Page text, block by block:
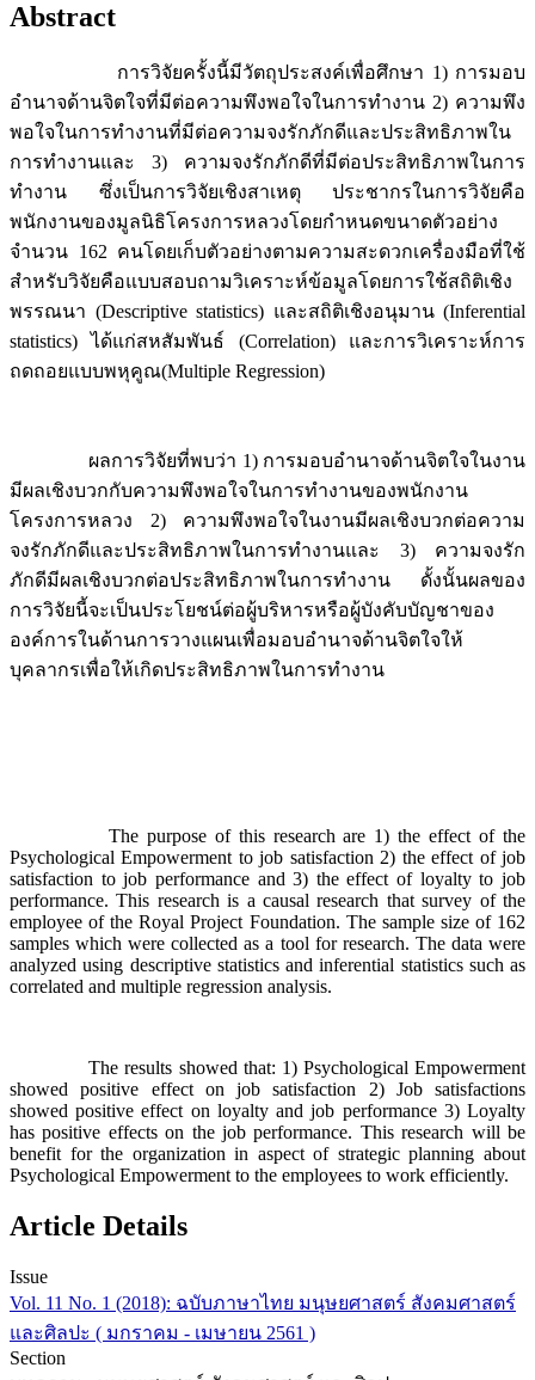
Abstract
การวิจัยครั้งนี้มีวัตถุประสงค์เพื่อศึกษา 1) การมอบ
อำนาจด้านจิตใจที่มีต่อความพึงพอใจในการทำงาน 2) ความพึง
พอใจในการทำงานที่มีต่อความจงรักภักดีและประสิทธิภาพใน
การทำงานและ 3) ความจงรักภักดีที่มีต่อประสิทธิภาพในการ
ทำงาน ซึ่งเป็นการวิจัยเชิงสาเหตุ ประชากรในการวิจัยคือ
พนักงานของมูลนิธิโครงการหลวงโดยกำหนดขนาดตัวอย่าง
จำนวน 162 คนโดยเก็บตัวอย่างตามความสะดวกเครื่องมือที่ใช้
สำหรับวิจัยคือแบบสอบถามวิเคราะห์ข้อมูลโดยการใช้สถิติเชิง
พรรณนา (Descriptive statistics) และสถิติเชิงอนุมาน (Inferential
statistics) ได้แก่สหสัมพันธ์ (Correlation) และการวิเคราะห์การ
ถดถอยแบบพหุคูณ(Multiple Regression)
ผลการวิจัยที่พบว่า 1) การมอบอำนาจด้านจิตใจในงาน
มีผลเชิงบวกกับความพึงพอใจในการทำงานของพนักงาน
โครงการหลวง 2) ความพึงพอใจในงานมีผลเชิงบวกต่อความ
จงรักภักดีและประสิทธิภาพในการทำงานและ 3) ความจงรัก
ภักดีมีผลเชิงบวกต่อประสิทธิภาพในการทำงาน ดั้งนั้นผลของ
การวิจัยนี้จะเป็นประโยชน์ต่อผู้บริหารหรือผู้บังคับบัญชาของ
องค์การในด้านการวางแผนเพื่อมอบอำนาจด้านจิตใจให้
บุคลากรเพื่อให้เกิดประสิทธิภาพในการทำงาน
The purpose of this research are 1) the effect of the
Psychological Empowerment to job satisfaction 2) the effect of job
satisfaction to job performance and 3) the effect of loyalty to job
performance. This research is a causal research that survey of the
employee of the Royal Project Foundation. The sample size of 162
samples which were collected as a tool for research. The data were
analyzed using descriptive statistics and inferential statistics such as
correlated and multiple regression analysis.
The results showed that: 1) Psychological Empowerment
showed positive effect on job satisfaction 2) Job satisfactions
showed positive effect on loyalty and job performance 3) Loyalty
has positive effects on the job performance. This research will be
benefit for the organization in aspect of strategic planning about
Psychological Empowerment to the employees to work efficiently.
Article Details
Issue
Vol. 11 No. 1 (2018): ฉบับภาษาไทย มนุษยศาสตร์ สังคมศาสตร์
และศิลปะ ( มกราคม - เมษายน 2561 )
Section